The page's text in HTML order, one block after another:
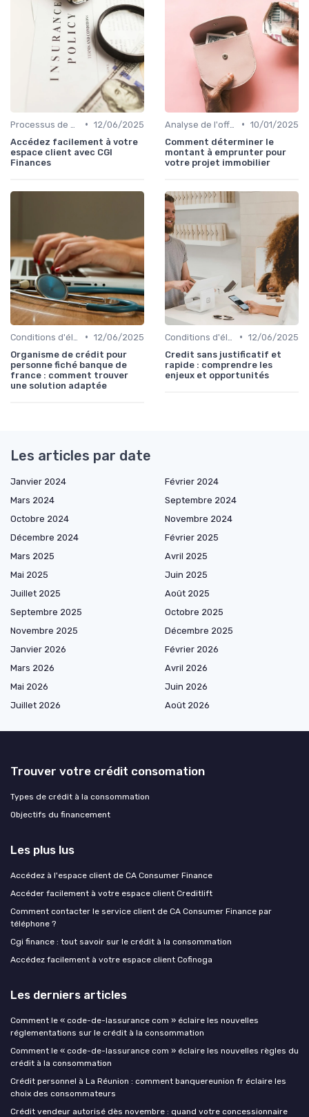
• 12/06/2025
Accédez facilement à votre
espace client avec CGI
Finances
• 10/01/2025
Comment déterminer le
montant à emprunter pour
votre projet immobilier
• 12/06/2025
Organisme de crédit pour
personne fiché banque de
france : comment trouver
une solution adaptée
• 12/06/2025
Credit sans justificatif et
rapide : comprendre les
enjeux et opportunités
Les articles par date
Janvier 2024
Février 2024
Mars 2024
Septembre 2024
Octobre 2024
Novembre 2024
Décembre 2024
Février 2025
Mars 2025
Avril 2025
Mai 2025
Juin 2025
Juillet 2025
Août 2025
Septembre 2025
Octobre 2025
Novembre 2025
Décembre 2025
Janvier 2026
Février 2026
Mars 2026
Avril 2026
Mai 2026
Juin 2026
Juillet 2026
Août 2026
Trouver votre crédit consomation
Types de crédit à la consommation
Objectifs du financement
Les plus lus
Accédez à l'espace client de CA Consumer Finance
Accéder facilement à votre espace client Creditlift
Comment contacter le service client de CA Consumer Finance par
téléphone ?
Cgi finance : tout savoir sur le crédit à la consommation
Accédez facilement à votre espace client Cofinoga
Les derniers articles
Comment le « code-de-lassurance com » éclaire les nouvelles
réglementations sur le crédit à la consommation
Comment le « code-de-lassurance com » éclaire les nouvelles règles du
crédit à la consommation
Crédit personnel à La Réunion : comment banquereunion fr éclaire les
choix des consommateurs
Crédit vendeur autorisé dès novembre : quand votre concessionnaire